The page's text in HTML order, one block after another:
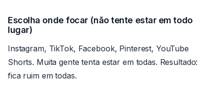
Escolha onde focar (não tente estar em todo
lugar)
Instagram, TikTok, Facebook, Pinterest, YouTube
Shorts. Muita gente tenta estar em todas. Resultado:
fica ruim em todas.